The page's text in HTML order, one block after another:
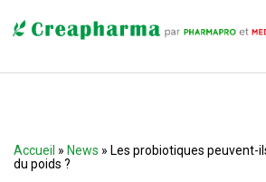
Accueil » News » Les probiotiques peuvent-
du poids ?